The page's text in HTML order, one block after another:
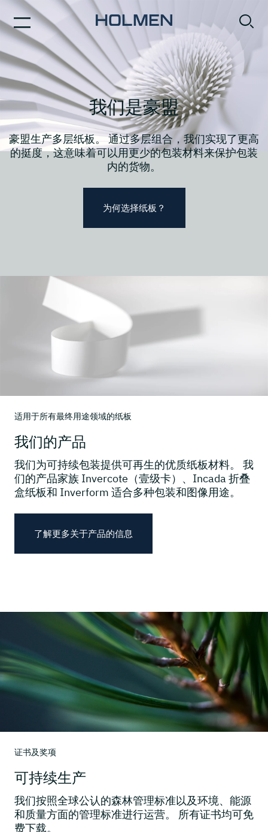
我们是豪盟
豪盟生产多层纸板。 通过多层组合，我们实现了更高
的挺度，这意味着可以用更少的包装材料来保护包装
内的货物。
为何选择纸板？
适用于所有最终用途领域的纸板
我们的产品
我们为可持续包装提供可再生的优质纸板材料。 我
们的产品家族 Invercote（壹级卡）、Incada 折叠
盒纸板和 Inverform 适合多种包装和图像用途。
了解更多关于产品的信息
证书及奖项
可持续生产
我们按照全球公认的森林管理标准以及环境、能源
和质量方面的管理标准进行运营。 所有证书均可免
费下载。